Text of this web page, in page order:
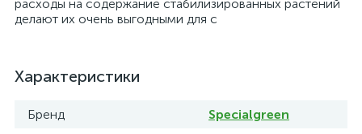
расходы на содержание стабилизированных растений
делают их очень выгодными для с
Характеристики
Бренд
Specialgreen